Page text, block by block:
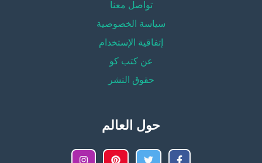
تواصل معنا
سياسة الخصوصية
إتفاقية الإستخدام
عن كتب كو
حقوق النشر
حول العالم